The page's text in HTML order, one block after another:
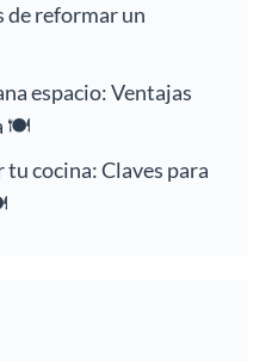
de reformar un
espacio: Ventajas
🍽️
cocina: Claves para